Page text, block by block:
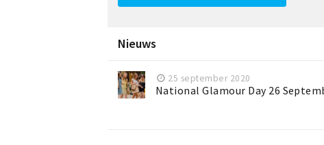
Nieuws
25 september 2020
National Glamour Day 26